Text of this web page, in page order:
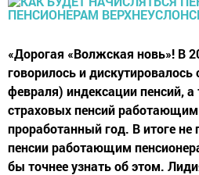
«Дорогая «Волжская новь»! В
говорилось и
февраля) индексации пенсий,
страховых пенсий
проработанный год. В итоге не
пенсии работающим
бы точнее узнать об этом.